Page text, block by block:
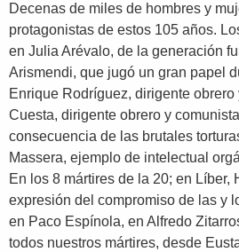
Decenas de miles de hombres y
protagonistas de estos 105 años.
en Julia Arévalo, de la generación
Arismendi, que jugó un gran papel
Enrique Rodríguez, dirigente
Cuesta, dirigente obrero y
consecuencia de las brutales
Massera, ejemplo de intelectual
En los 8 mártires de la 20; en Líber,
expresión del compromiso de las y
en Paco Espínola, en Alfredo
todos nuestros mártires, desde